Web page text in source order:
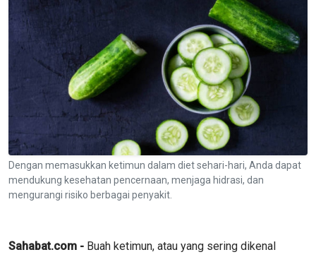
Dengan memasukkan ketimun dalam diet sehari-hari, Anda dapat
mendukung kesehatan pencernaan, menjaga hidrasi, dan
mengurangi risiko berbagai penyakit.
Sahabat.com - Buah ketimun, atau yang sering dikenal